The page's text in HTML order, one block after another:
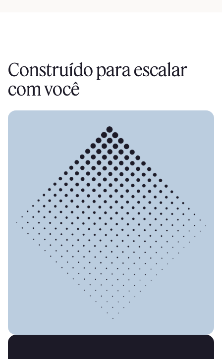
Construído para escalar
com você